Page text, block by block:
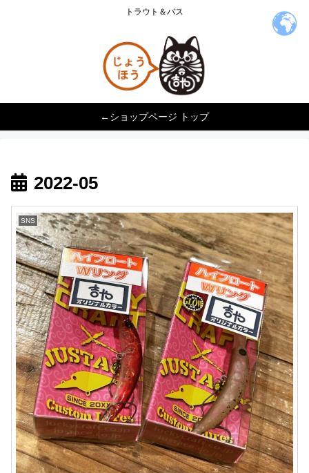
トラウト＆バス
←ショップページ トップ
2022-05
SNS